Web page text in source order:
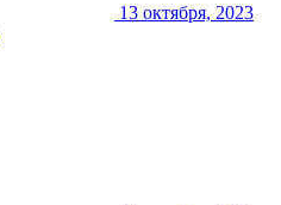
13 октября, 2023